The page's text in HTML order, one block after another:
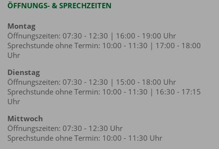
ÖFFNUNGS- & SPRECHZEITEN
Montag
Öffnungszeiten: 07:30 - 12:30 | 16:00 - 19:00 Uhr
Sprechstunde ohne Termin: 10:00 - 11:30 | 17:00 - 18:00
Uhr
Dienstag
Öffnungszeiten: 07:30 - 12:30 | 15:00 - 18:00 Uhr
Sprechstunde ohne Termin: 10:00 - 11:30 | 16:30 - 17:15
Uhr
Mittwoch
Öffnungszeiten: 07:30 - 12:30 Uhr
Sprechstunde ohne Termin: 10:00 - 11:30 Uhr